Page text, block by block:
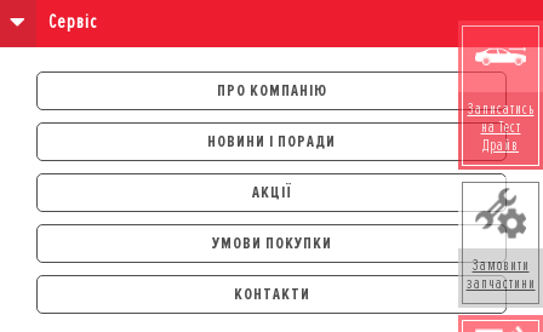
Сервіс
ПРО КОМПАНІЮ
НОВИНИ І ПОРАДИ
АКЦІЇ
УМОВИ ПОКУПКИ
АВТОМОБІЛІ
ЛІЗИНГ
КОНТАКТИ
Записатись
на Тест
Драйв
Замовити
запчастини